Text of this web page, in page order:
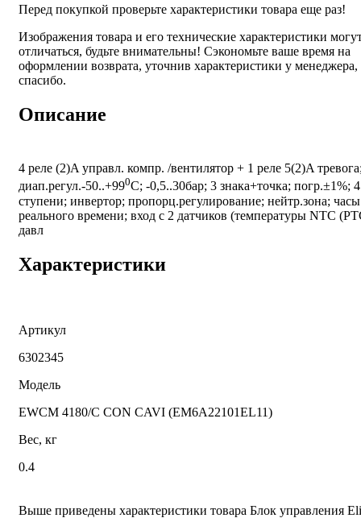
Перед покупкой проверьте характеристики товара еще раз!
Изображения товара и его технические характеристики
отличаться, будьте внимательны! Сэкономьте ваше время на
оформлении возврата, уточнив характеристики у менеджера,
спасибо.
Описание
4 реле (2)A управл. компр. /вентилятор + 1 реле 5(2)A
диап.регул.-50..+990С; -0,5..30бар; 3 знака+точка; погр.±1%; 4
ступени; инвертор; пропорц.регулирование; нейтр.зона; часы
реального времени; вход с 2 датчиков (температуры NTC
давл
Характеристики
Артикул
6302345
Модель
EWCM 4180/C CON CAVI (EM6A22101EL11)
Вес, кг
0.4
Выше приведены характеристики товара Блок управления